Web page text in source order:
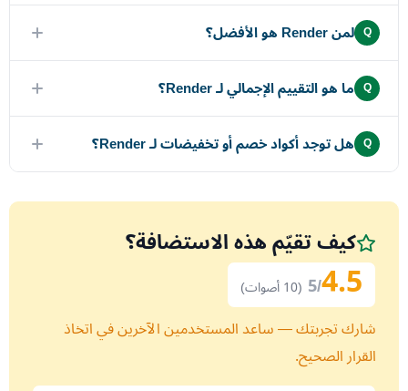
Q لمن Render هو الأفضل؟
Q ما هو التقييم الإجمالي لـ Render؟
Q هل توجد أكواد خصم أو تخفيضات لـ Render؟
كيف تقيّم هذه الاستضافة؟
4.5
/5 (10 أصوات)
شارك تجربتك — ساعد المستخدمين الآخرين في اتخاذ
القرار الصحيح.